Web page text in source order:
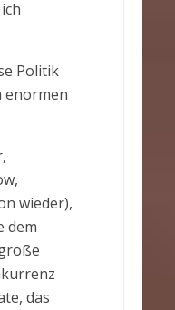
Politik
enormen
wieder),
dem
das